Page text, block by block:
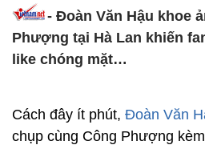
- Đoàn Văn Hậu khoe
Phượng tại Hà Lan khiến
like chóng mặt…
Cách đây ít phút, Đoàn Văn
chụp cùng Công Phượng